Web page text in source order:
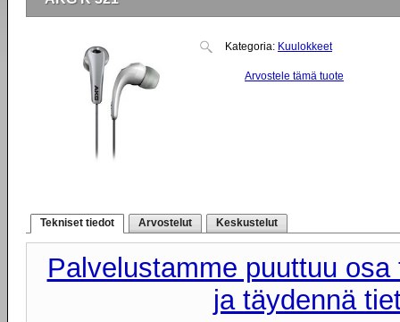
Kategoria: Kuulokkeet
Arvostele tämä tuote
Tekniset tiedot Arvostelut Keskustelut
Palvelustamme puuttuu
ja täydennä